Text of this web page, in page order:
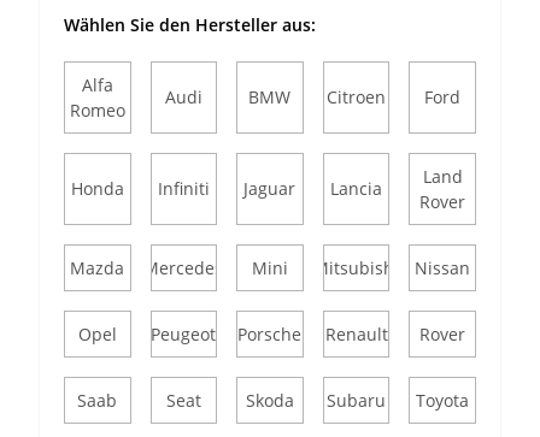
Wählen Sie den Hersteller aus:
Alfa
Romeo
Audi BMW Citroen Ford
Honda Infiniti Jaguar Lancia
Land
Rover
Mazda Mercedes Mini Mitsubishi Nissan
Opel Peugeot Porsche Renault Rover
Saab Seat Skoda Subaru Toyota